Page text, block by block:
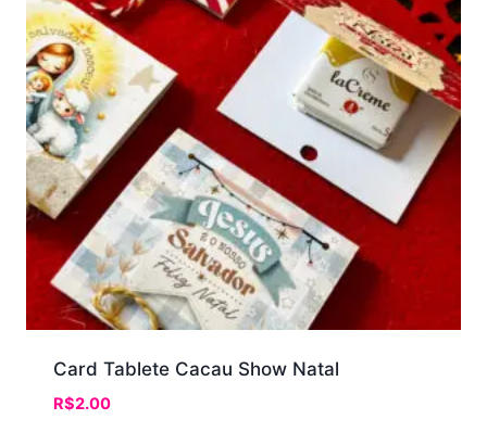
Card Tablete Cacau Show Natal
R$2.00